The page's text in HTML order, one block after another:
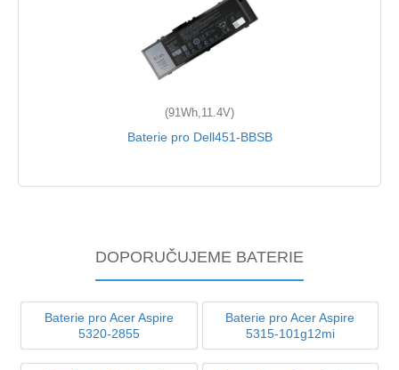
(91Wh,11.4V)
Baterie pro Dell451-BBSB
DOPORUČUJEME BATERIE
Baterie pro Acer Aspire
5320-2855
Baterie pro Acer Aspire
5315-101g12mi